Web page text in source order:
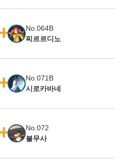
No.064B
찌르르디노
No.071B
시로카바네
No.072
불무사